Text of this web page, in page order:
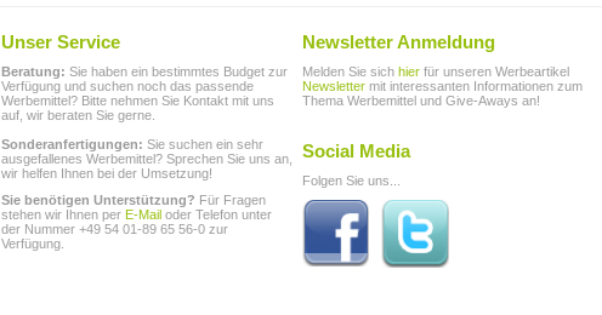
Unser Service
Beratung: Sie haben ein bestimmtes Budget zur
Verfügung und suchen noch das passende
Werbemittel? Bitte nehmen Sie Kontakt mit uns
auf, wir beraten Sie gerne.
Sonderanfertigungen: Sie suchen ein sehr
ausgefallenes Werbemittel? Sprechen Sie uns an,
wir helfen Ihnen bei der Umsetzung!
Sie benötigen Unterstützung? Für Fragen
stehen wir Ihnen per E-Mail oder Telefon unter
der Nummer +49 54 01-89 65 56-0 zur
Verfügung.
Newsletter Anmeldung
Melden Sie sich hier für unseren Werbeartikel
Newsletter mit interessanten Informationen zum
Thema Werbemittel und Give-Aways an!
Social Media
Folgen Sie uns...